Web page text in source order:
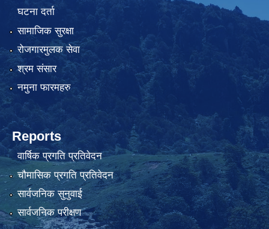
घटना दर्ता
सामाजिक सुरक्षा
रोजगारमुलक सेवा
श्रम संसार
नमुना फारमहरु
Reports
वार्षिक प्रगति प्रतिवेदन
चौमासिक प्रगति प्रतिवेदन
सार्वजनिक सुनुवाई
सार्वजनिक परीक्षण